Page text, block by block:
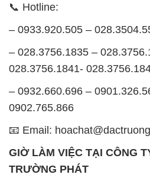
📞 Hotline:
– 0933.920.505 –
– 028.3756.1835 –
028.3756.1841-
– 0932.660.696 –
0902.765.866
📧 Email:
GIỜ LÀM VIỆC TẠI CÔNG
TRƯỜNG PHÁT